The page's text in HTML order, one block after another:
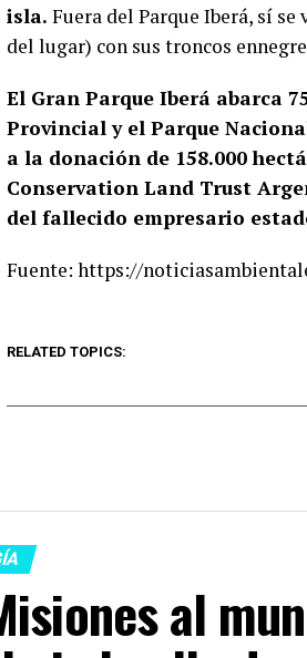
isla. Fuera del Parque Iberá, sí
del lugar) con sus troncos
El Gran Parque Iberá abarca
Provincial y el Parque
a la donación de 158.000
Conservation Land Trust
del fallecido empresario
Fuente: https://
RELATED TOPICS:
al